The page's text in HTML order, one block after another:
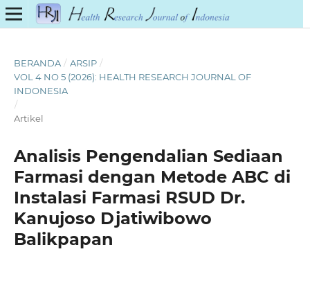
BERANDA / ARSIP /
VOL 4 NO 5 (2026): HEALTH RESEARCH JOURNAL OF
INDONESIA
/
Artikel
Analisis Pengendalian Sediaan
Farmasi dengan Metode ABC di
Instalasi Farmasi RSUD Dr.
Kanujoso Djatiwibowo
Balikpapan